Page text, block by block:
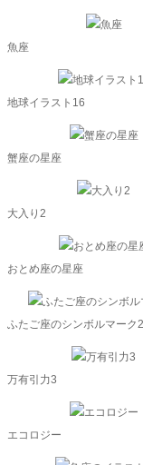
魚座
地球イラスト16
蟹座の星座
大入り2
おとめ座の星座
ふたご座のシンボルマーク2
万有引力3
エコロジー